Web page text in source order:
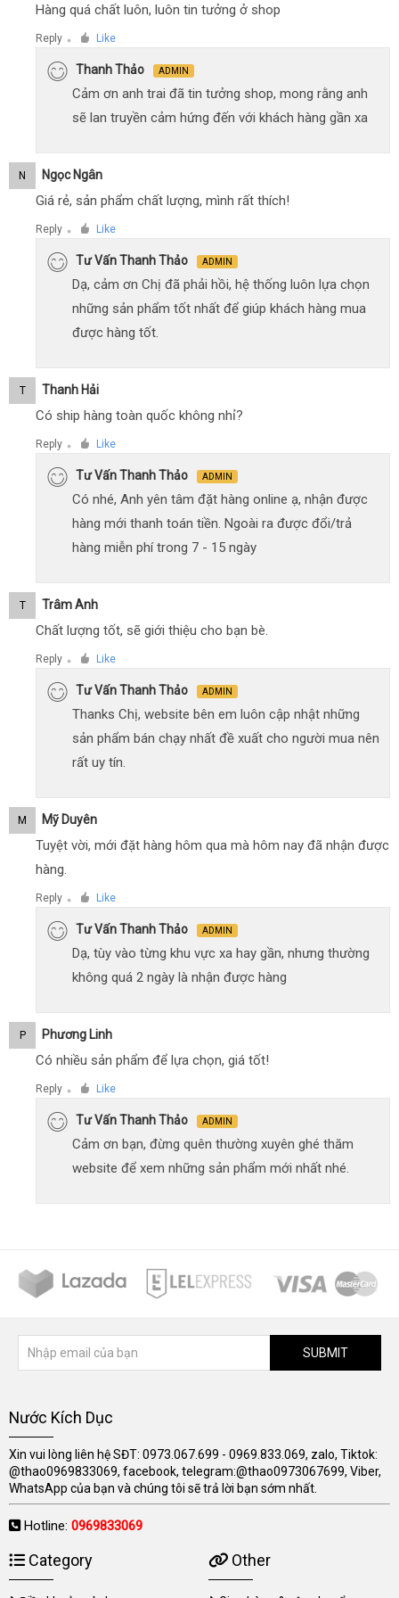
Hàng quá chất luôn, luôn tin tưởng ở shop
Reply ● Like
Thanh Thảo ADMIN
Cảm ơn anh trai đã tin tưởng shop, mong rằng anh
sẽ lan truyền cảm hứng đến với khách hàng gần xa
N Ngọc Ngân
Giá rẻ, sản phẩm chất lượng, mình rất thích!
Reply ● Like
Tư Vấn Thanh Thảo ADMIN
Dạ, cảm ơn Chị đã phải hồi, hệ thống luôn lựa chọn
những sản phẩm tốt nhất để giúp khách hàng mua
được hàng tốt.
T Thanh Hải
Có ship hàng toàn quốc không nhỉ?
Reply ● Like
Tư Vấn Thanh Thảo ADMIN
Có nhé, Anh yên tâm đặt hàng online ạ, nhận được
hàng mới thanh toán tiền. Ngoài ra được đổi/trả
hàng miễn phí trong 7 - 15 ngày
T Trâm Anh
Chất lượng tốt, sẽ giới thiệu cho bạn bè.
Reply ● Like
Tư Vấn Thanh Thảo ADMIN
Thanks Chị, website bên em luôn cập nhật những
sản phẩm bán chạy nhất đề xuất cho người mua nên
rất uy tín.
M Mỹ Duyên
Tuyệt vời, mới đặt hàng hôm qua mà hôm nay đã nhận được
hàng.
Reply ● Like
Tư Vấn Thanh Thảo ADMIN
Dạ, tùy vào từng khu vực xa hay gần, nhưng thường
không quá 2 ngày là nhận được hàng
P Phương Linh
Có nhiều sản phẩm để lựa chọn, giá tốt!
Reply ● Like
Tư Vấn Thanh Thảo ADMIN
Cảm ơn bạn, đừng quên thường xuyên ghé thăm
website để xem những sản phẩm mới nhất nhé.
SUBMIT
Nước Kích Dục
Xin vui lòng liên hệ SĐT: 0973.067.699 - 0969.833.069, zalo, Tiktok:
@thao0969833069, facebook, telegram:@thao0973067699, Viber,
WhatsApp của bạn và chúng tôi sẽ trả lời bạn sớm nhất.
Hotline: 0969833069
Category Other